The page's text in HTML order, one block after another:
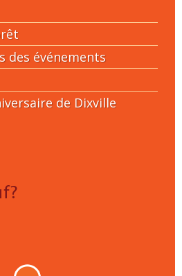
des événements
de Dixville